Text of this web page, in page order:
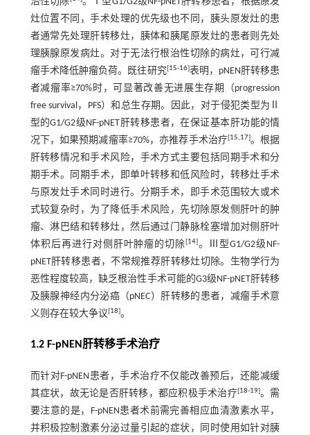
灶位置不同，手术处理的优先级也不同，胰头原发灶的患
者通常先处理肝转移灶，胰体和胰尾原发灶的患者则先处
理胰腺原发病灶。对于无法行根治性切除的病灶，可行减
瘤手术降低肿瘤负荷。既往研究[15-16]表明，pNEN肝转移患
者减瘤率≥70%时，可显著改善无进展生存期（progression
free survival，PFS）和总生存期。因此，对于侵犯类型为Ⅱ
型的G1/G2级NF-pNET肝转移患者，在保证基本肝功能的情
况下，如果预期减瘤率≥70%，亦推荐手术治疗[15,17]。根据
肝转移情况和手术风险，手术方式主要包括同期手术和分
期手术。同期手术，即单叶转移和低风险时，转移灶手术
与原发灶手术同时进行。分期手术，即手术范围较大或术
式较复杂时，为了降低手术风险，先切除原发侧肝叶的肿
瘤、淋巴结和转移灶，然后通过门静脉栓塞增加对侧肝叶
体积后再进行对侧肝叶肿瘤的切除[14]。Ⅲ型G1/G2级NF-
pNET肝转移患者，不常规推荐肝转移灶切除。生物学行为
恶性程度较高，缺乏根治性手术可能的G3级NF-pNET肝转移
及胰腺神经内分泌癌（pNEC）肝转移的患者，减瘤手术意
义则存在较大争议[18]。
1.2 F-pNEN肝转移手术治疗
而针对F-pNEN患者，手术治疗不仅能改善预后，还能减缓
其症状，故无论是否肝转移，都应积极手术治疗[18-19]。需
要注意的是，F-pNEN患者术前需完善相应血清激素水平，
并积极控制激素分泌过量引起的症状，同时使用如针对胰